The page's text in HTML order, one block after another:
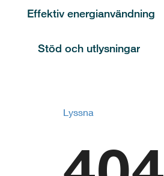
Effektiv energianvändning
Stöd och utlysningar
Lyssna